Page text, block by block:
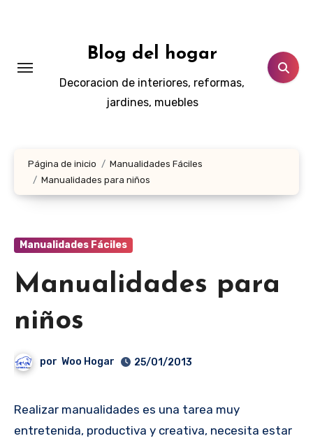
Blog del hogar
Decoracion de interiores, reformas,
jardines, muebles
Página de inicio
Manualidades Fáciles
Manualidades para niños
Manualidades Fáciles
Manualidades para
niños
por Woo Hogar 25/01/2013
Realizar manualidades es una tarea muy
entretenida, productiva y creativa, necesita estar